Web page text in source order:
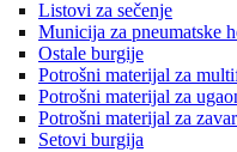
Listovi za sečenje
Municija za pneumatske
Ostale burgije
Potrošni materijal za
Potrošni materijal za
Potrošni materijal za
Setovi burgija